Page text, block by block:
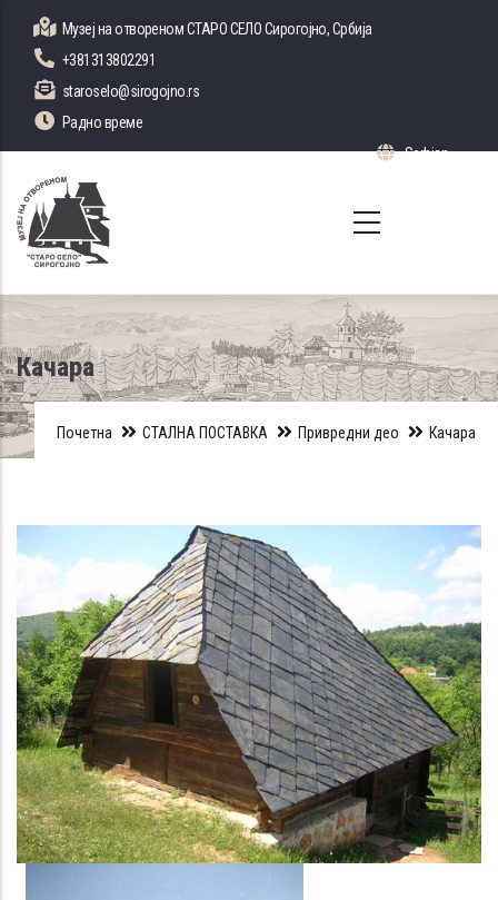
main
content
Музеј на отвореном СТАРО СЕЛО Сирогојно, Србија
+381313802291
staroselo@sirogojno.rs
Радно време
Serbian
List
Качара
Почетна СТАЛНА ПОСТАВКА Привредни део Качара